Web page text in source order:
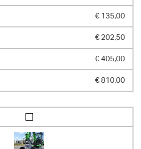
€ 135,00
€ 202,50
€ 405,00
€ 810,00